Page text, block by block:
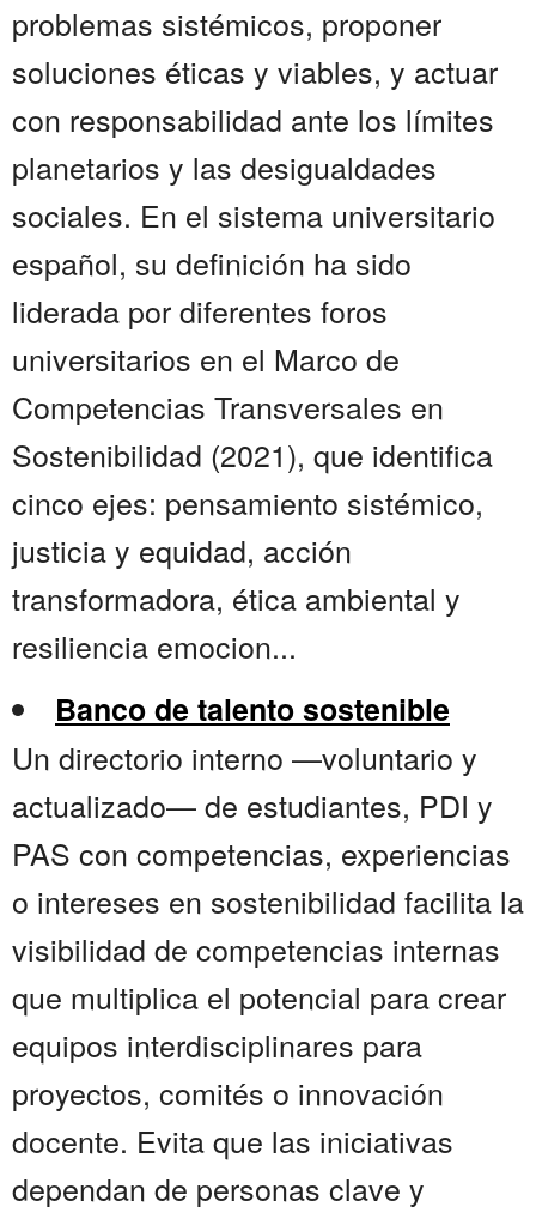
problemas sistémicos, proponer
soluciones éticas y viables, y actuar
con responsabilidad ante los límites
planetarios y las desigualdades
sociales. En el sistema universitario
español, su definición ha sido
liderada por diferentes foros
universitarios en el Marco de
Competencias Transversales en
Sostenibilidad (2021), que identifica
cinco ejes: pensamiento sistémico,
justicia y equidad, acción
transformadora, ética ambiental y
resiliencia emocion...
Banco de talento sostenible
Un directorio interno —voluntario y
actualizado— de estudiantes, PDI y
PAS con competencias, experiencias
o intereses en sostenibilidad facilita la
visibilidad de competencias internas
que multiplica el potencial para crear
equipos interdisciplinares para
proyectos, comités o innovación
docente. Evita que las iniciativas
dependan de personas clave y